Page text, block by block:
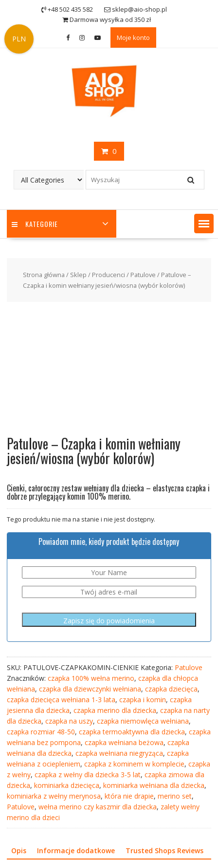
content
+48 502 435 582
sklep@aio-shop.pl
Darmowa wysyłka od 350 zł
Moje konto
0
KATEGORIE
Strona główna / Sklep / Producenci / Patulove / Patulove –
Czapka i komin wełniany jesień/wiosna (wybór kolorów)
Patulove – Czapka i komin wełniany
jesień/wiosna (wybór kolorów)
Cienki, całoroczny zestaw wełniany dla dziecka – elastyczna czapka i
dobrze przylegający komin 100% merino.
Tego produktu nie ma na stanie i nie jest dostępny.
Powiadom mnie, kiedy produkt będzie dostępny
SKU: PATULOVE-CZAPKAKOMIN-CIENKIE Kategoria: Patulove
Znaczników: czapka 100% wełna merino, czapka dla chłopca
wełniana, czapka dla dziewczynki wełniana, czapka dziecięca,
czapka dziecięca wełniana 1-3 lata, czapka i komin, czapka
jesienna dla dziecka, czapka merino dla dziecka, czapka na narty
dla dziecka, czapka na uszy, czapka niemowlęca wełniana,
czapka rozmiar 48-50, czapka termoaktywna dla dziecka, czapka
wełniana bez pompona, czapka wełniana beżowa, czapka
wełniana dla dziecka, czapka wełniana niegryząca, czapka
wełniana z ociepleniem, czapka z kominem w komplecie, czapka
z wełny, czapka z wełny dla dziecka 3-5 lat, czapka zimowa dla
dziecka, kominiarka dziecięca, kominiarka wełniana dla dziecka,
kominiarka z wełny merynosa, która nie drapie, merino set,
Patulove, wełna merino czy kaszmir dla dziecka, zalety wełny
merino dla dzieci
Opis Informacje dodatkowe Trusted Shops Reviews
PLN